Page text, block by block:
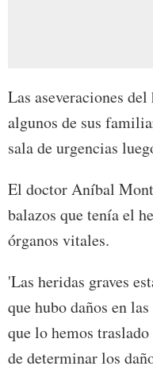
Las aseveraciones
algunos de sus
sala de urgencias
El doctor Aníbal
balazos que tenía el
órganos vitales.
'Las heridas graves
que hubo daños en
que lo hemos
de determinar los